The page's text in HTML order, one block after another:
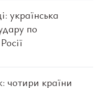
українська
по
чотири країни